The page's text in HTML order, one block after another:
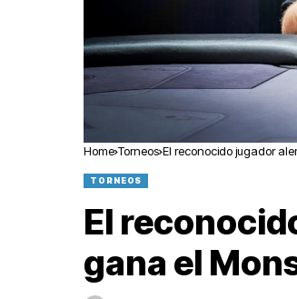
Home Torneos El reconocido jugador
TORNEOS
El
gana el